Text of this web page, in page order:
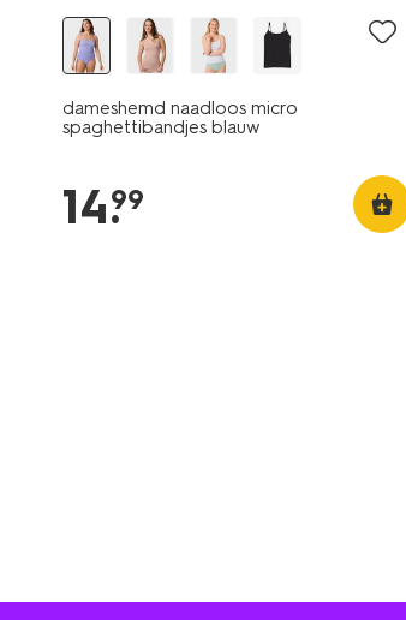
dameshemd naadloos micro
spaghettibandjes blauw
14.
99